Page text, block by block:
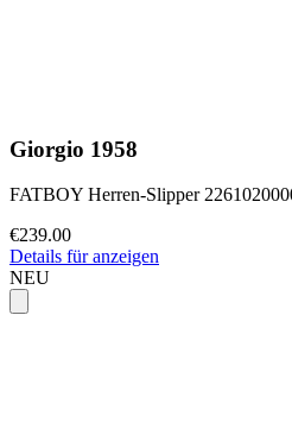
Giorgio 1958
FATBOY Herren-Slipper
€239.00
Details für anzeigen
NEU